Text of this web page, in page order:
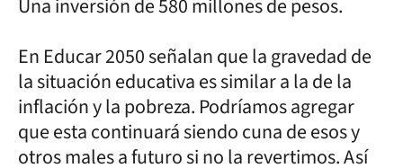
Una inversión de 580 millones de pesos.
En Educar 2050 señalan que la gravedad de
la situación educativa es similar a la de la
inflación y la pobreza. Podríamos agregar
que esta continuará siendo cuna de esos y
otros males a futuro si no la revertimos. Así